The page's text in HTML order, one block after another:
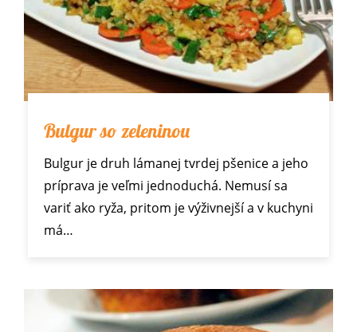
Bulgur so zeleninou
Bulgur je druh lámanej tvrdej pšenice a jeho
príprava je veľmi jednoduchá. Nemusí sa
variť ako ryža, pritom je výživnejší a v kuchyni
má…